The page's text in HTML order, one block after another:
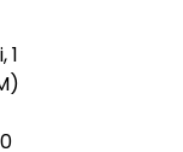
1